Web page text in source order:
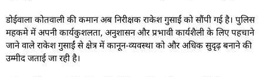
डोईवाला कोतवाली की कमान अब निरीक्षक राकेश गुसाईं को सौंपी गई है। पुलिस
महकमे में अपनी कार्यकुशलता, अनुशासन और प्रभावी कार्यशैली के लिए पहचाने
जाने वाले राकेश गुसाईं से क्षेत्र में कानून-व्यवस्था को और अधिक सुदृढ़ बनाने की
उम्मीद जताई जा रही है।